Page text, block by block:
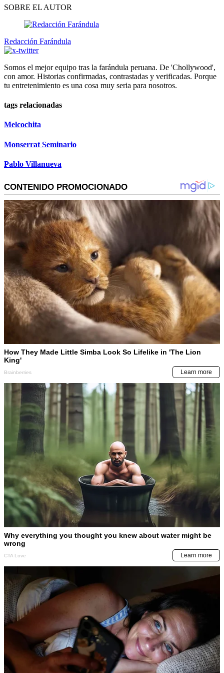
SOBRE EL AUTOR
Redacción Farándula
Somos el mejor equipo tras la farándula peruana. De 'Chollywood',
con amor. Historias confirmadas, contrastadas y verificadas. Porque
tu entretenimiento es una cosa muy seria para nosotros.
tags relacionadas
Melcochita
Monserrat Seminario
Pablo Villanueva